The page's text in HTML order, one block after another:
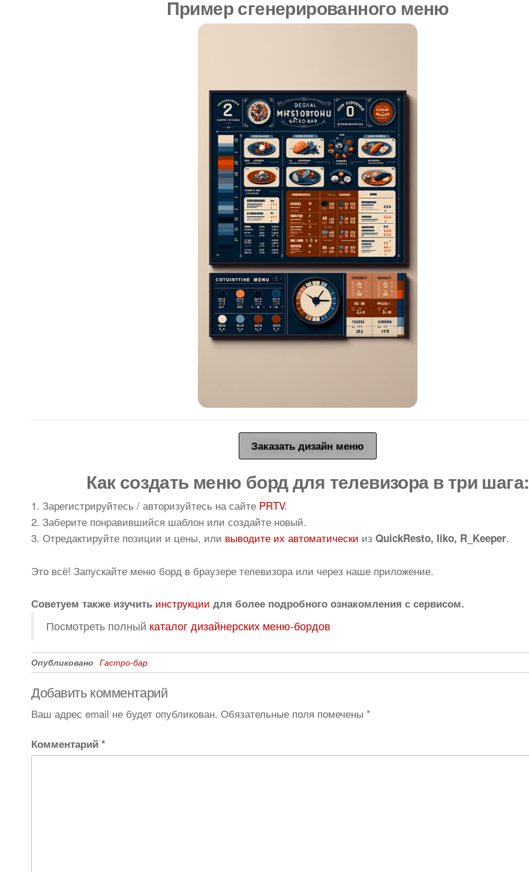
Пример сгенерированного меню
Заказать дизайн меню
Как создать меню борд для телевизора в три шага:
1. Зарегистрируйтесь / авторизуйтесь на сайте PRTV.
2. Заберите понравившийся шаблон или создайте новый.
3. Отредактируйте позиции и цены, или выводите их автоматически из QuickResto, Iiko, R_Keeper.
Это всё! Запускайте меню борд в браузере телевизора или через наше приложение.
Советуем также изучить инструкции для более подробного ознакомления с сервисом.
Посмотреть полный каталог дизайнерских меню-бордов
Опубликовано Гастро-бар
Добавить комментарий
Ваш адрес email не будет опубликован. Обязательные поля помечены *
Комментарий *